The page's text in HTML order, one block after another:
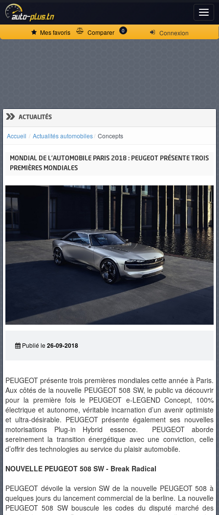
Connexion
Mes favoris Comparer 0
» ACTUALITÉS
Accueil Actualités automobiles Concepts
MONDIAL DE L’AUTOMOBILE PARIS 2018 : PEUGEOT PRÉSENTE TROIS
PREMIÈRES MONDIALES
Publié le26-09-2018
PEUGEOT présente trois premières mondiales cette année à Paris.
Aux côtés de la nouvelle PEUGEOT 508 SW, le public va découvrir
pour la première fois le PEUGEOT e-LEGEND Concept, 100%
électrique et autonome, véritable incarnation d’un avenir optimiste
et ultra-désirable. PEUGEOT présente également ses nouvelles
motorisations Plug-in Hybrid essence. PEUGEOT aborde
sereinement la transition énergétique avec une conviction, celle
d’offrir des technologies au service du plaisir automobile.
NOUVELLE PEUGEOT 508 SW - Break Radical
PEUGEOT dévoile la version SW de la nouvelle PEUGEOT 508 à
quelques jours du lancement commercial de la berline. La nouvelle
PEUGEOT 508 SW bouscule les codes du disputé marché des
ACCUEIL
D'OCCASION
CAMIONS